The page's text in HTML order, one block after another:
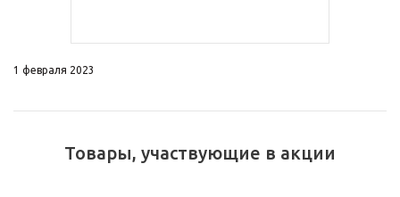
1 февраля 2023
Товары, участвующие в акции